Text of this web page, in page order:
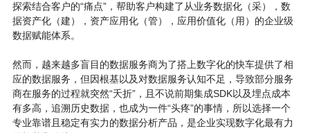
探索结合客户的“痛点”，帮助客户构建了从业务数据化（采），数
据资产化（建），资产应用化（管），应用价值化（用）的企业级
数据赋能体系。
然而，越来越多盲目的数据服务商为了搭上数字化的快车提供了相
应的数据服务，但因根基以及对数据服务认知不足，导致部分服务
商在服务的过程就突然“夭折”，且不说前期集成SDK以及埋点成本
有多高，追溯历史数据，也成为一件“头疼”的事情，所以选择一个
专业靠谱且稳定有实力的数据分析产品，是企业实现数字化最有力